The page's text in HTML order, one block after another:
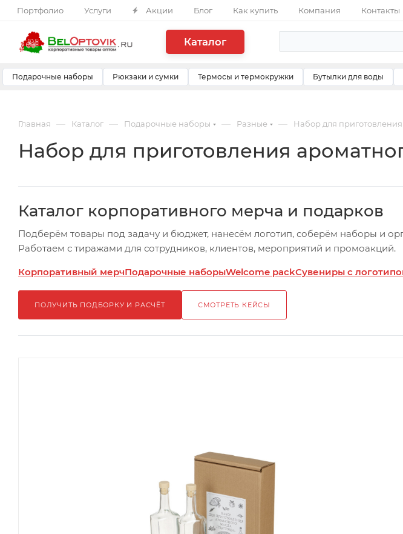
Портфолио Услуги Акции Блог Как купить Компания Контакты
Каталог
Подарочные наборы Рюкзаки и сумки Термосы и термокружки Бутылки для воды
Главная — Каталог — Подарочные наборы — Разные — Набор для
Набор для приготовления
Каталог корпоративного мерча и подарков
Подберём товары под задачу и бюджет, нанесём логотип, соберём наборы и
Работаем с тиражами для сотрудников, клиентов, мероприятий и промоакций.
Корпоративный мерчПодарочные наборыWelcome packСувениры с
ПОЛУЧИТЬ ПОДБОРКУ И РАСЧЁТ СМОТРЕТЬ КЕЙСЫ